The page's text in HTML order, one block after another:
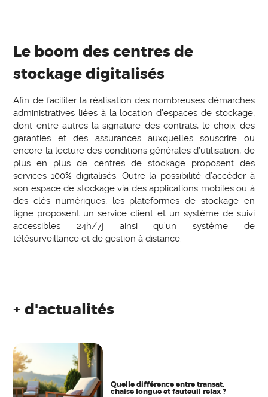
Le boom des centres de
stockage digitalisés
Afin de faciliter la réalisation des nombreuses démarches
administratives liées à la location d’espaces de stockage,
dont entre autres la signature des contrats, le choix des
garanties et des assurances auxquelles souscrire ou
encore la lecture des conditions générales d’utilisation, de
plus en plus de centres de stockage proposent des
services 100% digitalisés. Outre la possibilité d’accéder à
son espace de stockage via des applications mobiles ou à
des clés numériques, les plateformes de stockage en
ligne proposent un service client et un système de suivi
accessibles 24h/7j ainsi qu’un système de
télésurveillance et de gestion à distance.
+ d'actualités
Quelle différence entre transat,
chaise longue et fauteuil relax ?